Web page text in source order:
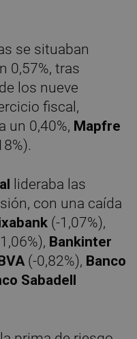
se situaban
0,57%, tras
los nueve
fiscal,
un 0,40%, Mapfre
lideraba las
con una caída
(-1,07%),
Bankinter
(-0,82%), Banco
Sabadell